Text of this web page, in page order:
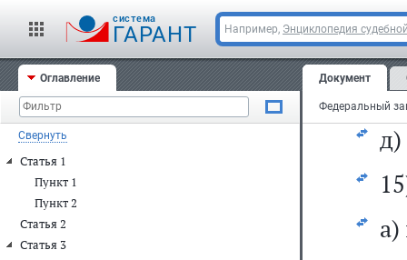
cистема
ГАРАНТ Например, Энциклопедия
Оглавление
Свернуть
Статья 1
Пункт 1
Пункт 2
Статья 2
Статья 3
Документ
д)